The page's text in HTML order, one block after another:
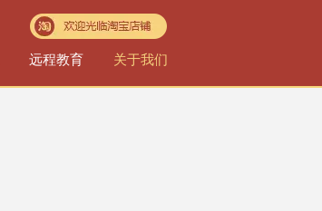
远程教育 关于我们